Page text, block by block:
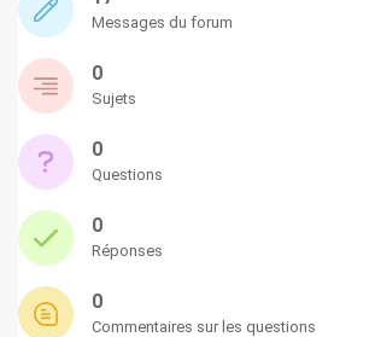
Messages du forum
0
Sujets
0
Questions
0
Réponses
0
Commentaires sur les questions